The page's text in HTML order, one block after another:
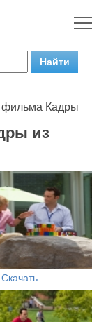
фильма Кадры
из
Скачать